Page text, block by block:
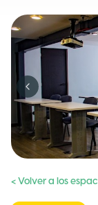
Previous slide
< Volver a los